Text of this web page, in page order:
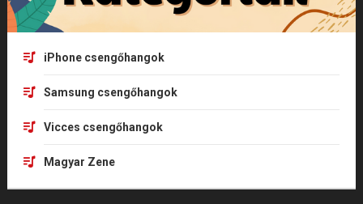
iPhone csengőhangok
Samsung csengőhangok
Vicces csengőhangok
Magyar Zene